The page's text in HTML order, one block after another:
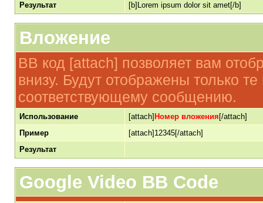
Результат
[b]Lorem ipsum dolor sit amet[/b]
Вложение
BB код [attach] позволяет вам
внизу. Будут отображены только
соответствующему сообщению.
Использование [attach] Номер вложения [/attach]
Пример
[attach]12345[/attach]
Результат
Google Video BB Code